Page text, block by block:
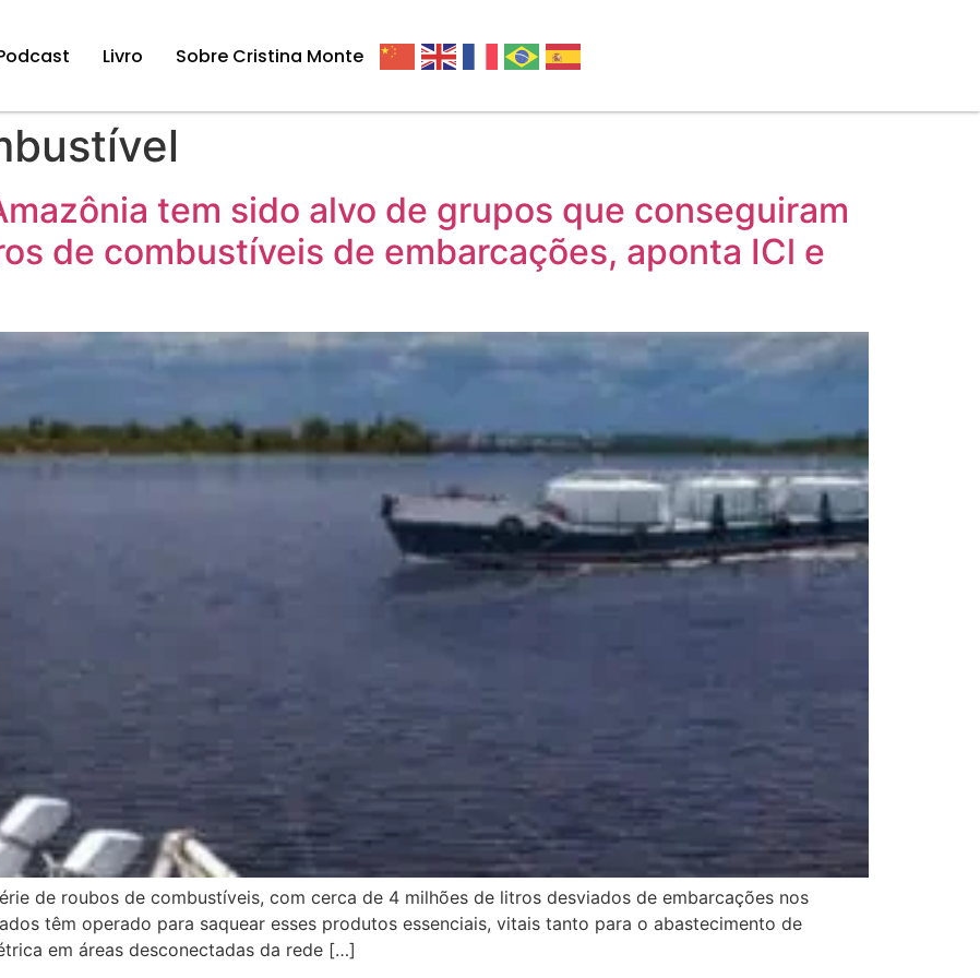
Livro Sobre Cristina Monte
tem sido alvo de grupos que conseguiram
de combustíveis de embarcações, aponta ICl e
de roubos de combustíveis, com cerca de 4 milhões de litros desviados de embarcações nos
têm operado para saquear esses produtos essenciais, vitais tanto para o abastecimento de
em áreas desconectadas da rede […]